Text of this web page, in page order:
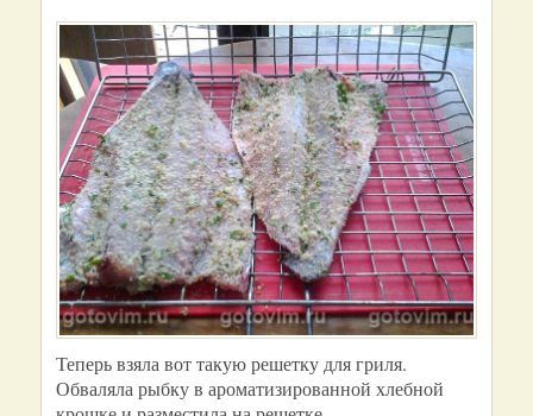
Теперь взяла вот такую решетку для гриля.
Обваляла рыбку в ароматизированной хлебной